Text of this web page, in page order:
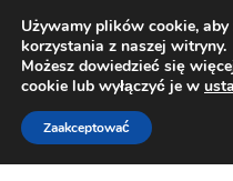
Pn.-pt. 9:00-
Przejdź
do
nawigacji
Przejdź
do
treści
Używamy plików cookie,
korzystania z naszej witryny.
Możesz dowiedzieć się
cookie lub wyłączyć je w
Zaakceptować